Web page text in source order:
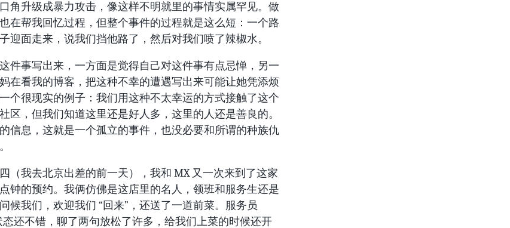
角升级成暴力攻击，像这样不明就里的事情实属罕见。做
在帮我回忆过程，但整个事件的过程就是这么短：一个路
迎面走来，说我们挡他路了，然后对我们喷了辣椒水。
件事写出来，一方面是觉得自己对这件事有点忌惮，另一
在看我的博客，把这种不幸的遭遇写出来可能让她凭添烦
个很现实的例子：我们用这种不太幸运的方式接触了这个
区，但我们知道这里还是好人多，这里的人还是善良的。
信息，这就是一个孤立的事件，也没必要和所谓的种族仇
（我去北京出差的前一天），我和 MX 又一次来到了这家
钟的预约。我俩仿佛是这店里的名人，领班和服务生还是
候我们，欢迎我们 “回来”，还送了一道前菜。服务员
态还不错，聊了两句放松了许多，给我们上菜的时候还开